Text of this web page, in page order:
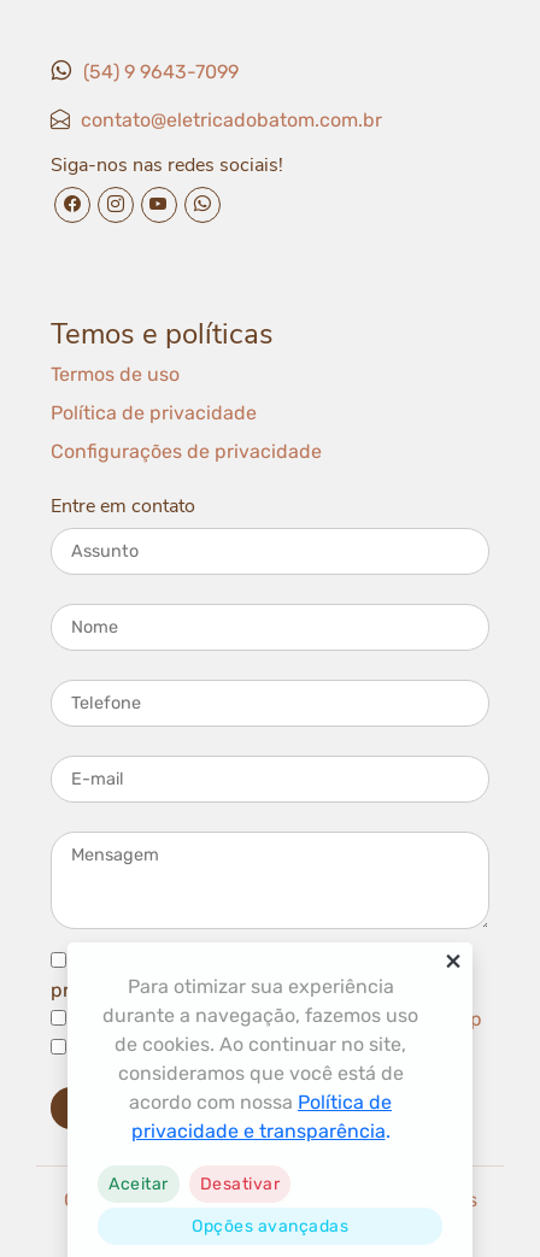
(54) 9 9643-7099
contato@eletricadobatom.com.br
Siga-nos nas redes sociais!
facebook da Elétrica do Batom
instagram da Elétrica do Batom
youtube da Elétrica do Batom
whatsapp da Elétrica do Batom
Temos e políticas
Termos de uso
Política de privacidade
Configurações de privacidade
Entre em contato
Assunto
Nome
Telefone
E-mail
Mensagem
privacidadee termos de uso
Aceito ser contatado por Telefone/ WhatsApp
Aceito receber novidades por e-mail
Enviar mensagem
Copyright © 2026 Elétrica do Batom. Todos os
direitos reservados.
Para otimizar sua experiência
durante a navegação, fazemos uso
de cookies. Ao continuar no site,
consideramos que você está de
acordo com nossa Política de
privacidade e transparência.
Aceitar Desativar
Opções avançadas
×